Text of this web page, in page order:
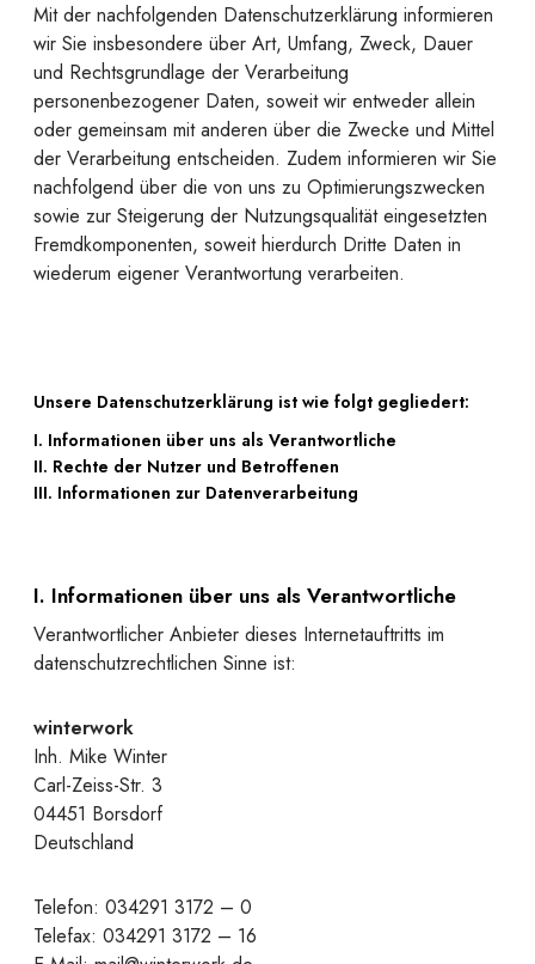
Mit der nachfolgenden Datenschutzerklärung informieren
wir Sie insbesondere über Art, Umfang, Zweck, Dauer
und Rechtsgrundlage der Verarbeitung
personenbezogener Daten, soweit wir entweder allein
oder gemeinsam mit anderen über die Zwecke und Mittel
der Verarbeitung entscheiden. Zudem informieren wir Sie
nachfolgend über die von uns zu Optimierungszwecken
sowie zur Steigerung der Nutzungsqualität eingesetzten
Fremdkomponenten, soweit hierdurch Dritte Daten in
wiederum eigener Verantwortung verarbeiten.
Unsere Datenschutzerklärung ist wie folgt gegliedert:
I. Informationen über uns als Verantwortliche
II. Rechte der Nutzer und Betroffenen
III. Informationen zur Datenverarbeitung
I. Informationen über uns als Verantwortliche
Verantwortlicher Anbieter dieses Internetauftritts im
datenschutzrechtlichen Sinne ist:
winterwork
Inh. Mike Winter
Carl-Zeiss-Str. 3
04451 Borsdorf
Deutschland
Telefon: 034291 3172 – 0
Telefax: 034291 3172 – 16